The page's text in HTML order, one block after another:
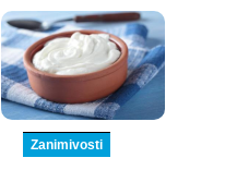
Zanimivosti